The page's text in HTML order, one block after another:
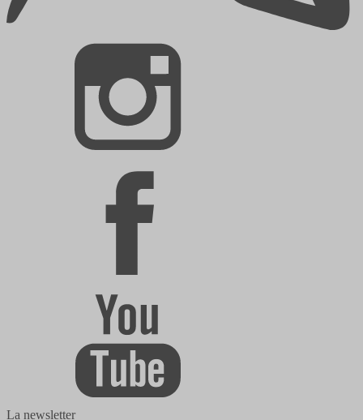
La newsletter